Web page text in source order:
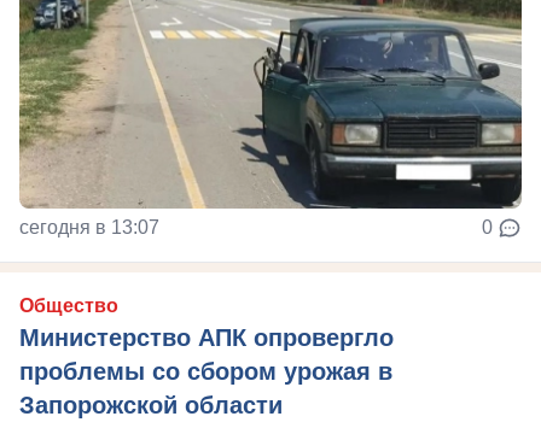
сегодня в 13:07 0
Общество
Министерство АПК опровергло
проблемы со сбором урожая в
Запорожской области